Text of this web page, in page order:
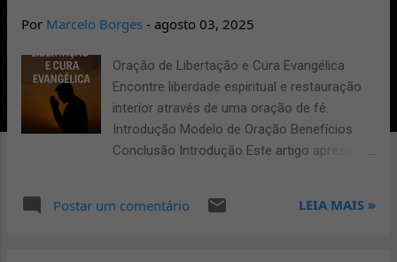
Por Marcelo Borges - agosto 03, 2025
Oração de Libertação e Cura Evangélica
Encontre liberdade espiritual e restauração
interior através de uma oração de fé.
Introdução Modelo de Oração Benefícios
Conclusão Introdução Este artigo apresenta
prática espiritual. Com variações como
Postar um comentário LEIA MAIS »